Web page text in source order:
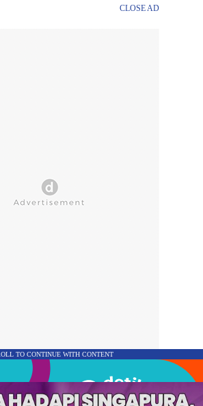
CLOSE AD
TO CONTINUE WITH CONTENT